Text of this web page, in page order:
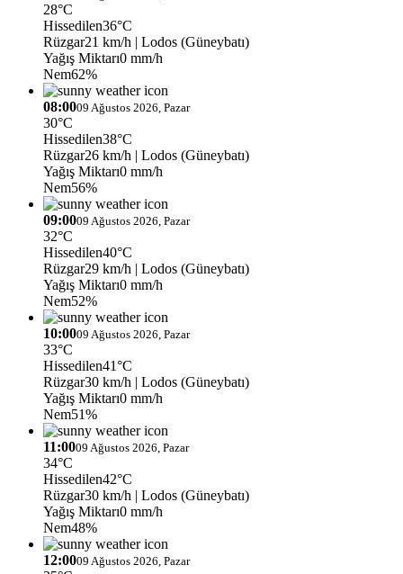
28°C
Hissedilen36°C
Rüzgar21 km/h | Lodos (Güneybatı)
Yağış Miktarı0 mm/h
Nem62%
08:0009 Ağustos 2026, Pazar
30°C
Hissedilen38°C
Rüzgar26 km/h | Lodos (Güneybatı)
Yağış Miktarı0 mm/h
Nem56%
09:0009 Ağustos 2026, Pazar
32°C
Hissedilen40°C
Rüzgar29 km/h | Lodos (Güneybatı)
Yağış Miktarı0 mm/h
Nem52%
10:0009 Ağustos 2026, Pazar
33°C
Hissedilen41°C
Rüzgar30 km/h | Lodos (Güneybatı)
Yağış Miktarı0 mm/h
Nem51%
11:0009 Ağustos 2026, Pazar
34°C
Hissedilen42°C
Rüzgar30 km/h | Lodos (Güneybatı)
Yağış Miktarı0 mm/h
Nem48%
12:0009 Ağustos 2026, Pazar